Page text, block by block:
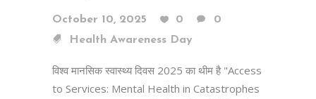
October 10, 2025 0
0
Health Awareness Day
विश्व मानसिक स्वास्थ्य दिवस 2025 का थीम है "Access
to Services: Mental Health in Catastrophes